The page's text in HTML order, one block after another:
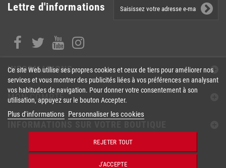
Lettre d'informations
INFORMATIONS
MON COMPTE
Ce site Web utilise ses propres cookies et ceux de tiers pour améliorer nos
services et vous montrer des publicités liées à vos préférences en analysant
vos habitudes de navigation. Pour donner votre consentement à son
utilisation, appuyez sur le bouton Accepter.
Plus d'informations Personnaliser les cookies
REJETER TOUT
J'ACCEPTE